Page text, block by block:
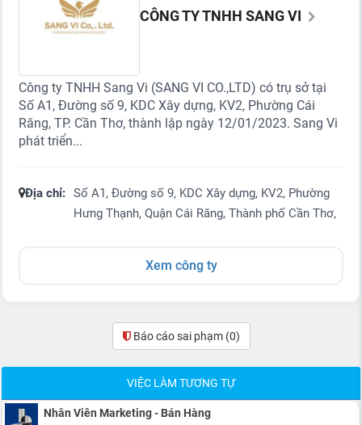
CÔNG TY TNHH SANG VI
Công ty TNHH Sang Vi (SANG VI CO.,LTD) có trụ sở tại
Số A1, Đường số 9, KDC Xây dựng, KV2, Phường Cái
Răng, TP. Cần Thơ, thành lập ngày 12/01/2023. Sang Vi
phát triển...
Địa chỉ: Số A1, Đường số 9, KDC Xây dựng, KV2, Phường
Hưng Thạnh, Quận Cái Răng, Thành phố Cần Thơ,
Xem công ty
Báo cáo sai phạm (0)
VIỆC LÀM TƯƠNG TỰ
Nhân Viên Marketing - Bán Hàng